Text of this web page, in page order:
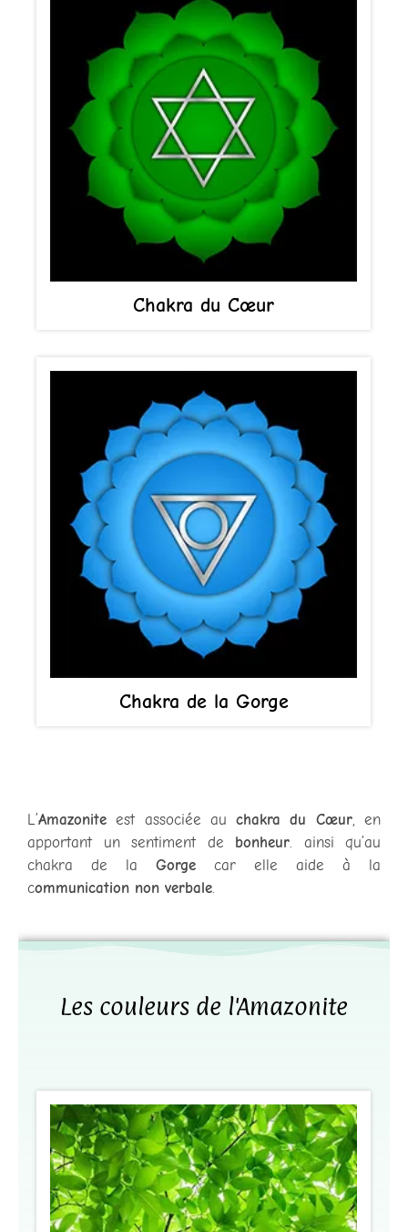
Chakra du Cœur
Chakra de la Gorge
L’Amazonite est associée auchakra du Cœur, en
apportant un sentiment de bonheur. ainsi qu’au
chakra de la Gorge car elle aide à la
communication non verbale.
Les couleurs de l'Amazonite